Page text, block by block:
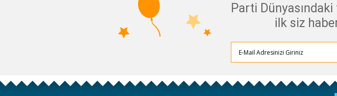
Parti
ilk siz